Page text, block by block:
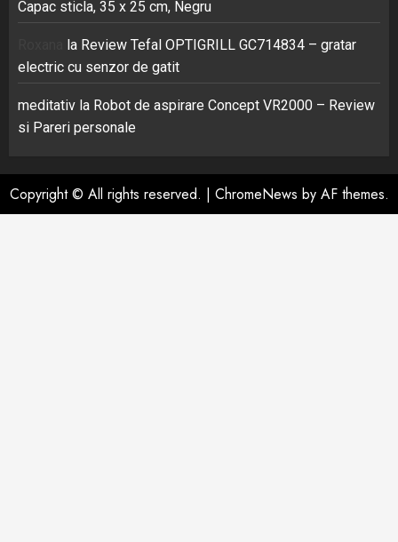
Capac sticla, 35 x 25 cm, Negru
la Review Tefal OPTIGRILL GC714834 – gratar
electric cu senzor de gatit
meditativ la Robot de aspirare Concept VR2000 – Review
si Pareri personale
Copyright © All rights reserved. | ChromeNews by AF themes.